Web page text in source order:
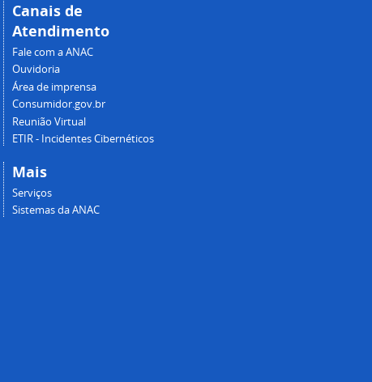
Canais de
Atendimento
Fale com a ANAC
Ouvidoria
Área de imprensa
Consumidor.gov.br
Reunião Virtual
ETIR - Incidentes Cibernéticos
Mais
Serviços
Sistemas da ANAC